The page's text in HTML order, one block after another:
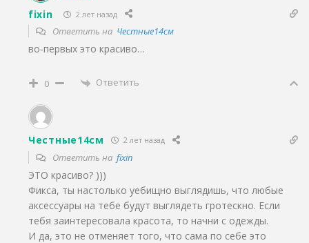
fixin 2 лет назад
Ответить на Честные14см
во-первых это красиво…
0 Ответить
Честные14см 2 лет назад
Ответить на fixin
ЭТО красиво? )))
Фикса, ты настолько уебищно выглядишь, что любые
аксессуары на тебе будут выглядеть гротескно. Если
тебя заинтересовала красота, то начни с одежды.
И да, это не отменяет того, что сама по себе это